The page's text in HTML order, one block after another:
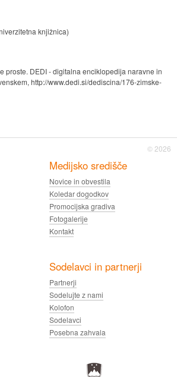
knjižnica)
proste. DEDI - digitalna enciklopedija naravne in
http://www.dedi.si/dediscina/176-zimske-
© 2026
Medijsko središče
Novice in obvestila
Koledar dogodkov
Promocijska gradiva
Fotogalerije
Kontakt
Sodelavci in partnerji
Partnerji
Sodelujte z nami
Kolofon
Sodelavci
Posebna zahvala